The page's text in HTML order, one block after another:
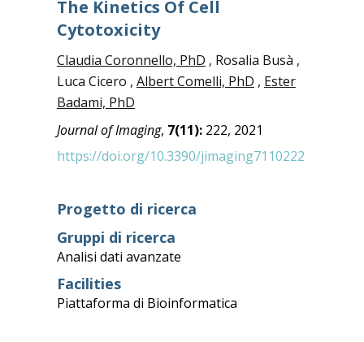
The Kinetics Of Cell
Cytotoxicity
Claudia Coronnello, PhD , Rosalia Busà ,
Luca Cicero , Albert Comelli, PhD , Ester
Badami, PhD
Journal of Imaging, 7(11): 222, 2021
https://doi.org/10.3390/jimaging7110222
Progetto di ricerca
Gruppi di ricerca
Analisi dati avanzate
Facilities
Piattaforma di Bioinformatica